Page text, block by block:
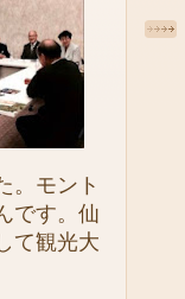
。モント
です。仙
て観光大